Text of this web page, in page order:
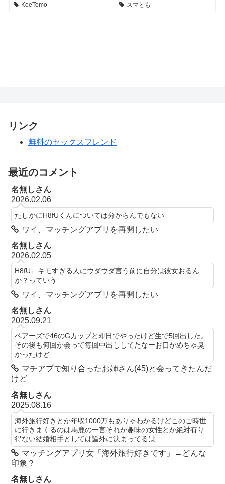
KoeTomo スマとも
リンク
無料のセックスフレンド
最近のコメント
名無しさん
2026.02.06
たしかにH8fUくんについては分からんでもない
ワイ、マッチングアプリを再開したい
名無しさん
2026.02.05
H8fU←キモすぎる人にウダウダ言う前に自分は彼女おるん
か？っていう
ワイ、マッチングアプリを再開したい
名無しさん
2025.09.21
ペアーズで46のGカップと即日でやったけど生で5回出した。
その後も何回か会って毎回中出ししてたなーお口がめちゃ臭
かったけど
マチアプで知り合ったお姉さん(45)と会ってきたんだ
けど
名無しさん
2025.08.16
海外旅行好きとか年収1000万もありゃわかるけどこのご時世
に行きまくるのは馬鹿の一言それが趣味の女性とか絶対有り
得ない結婚相手としては論外に決まってるは
マッチングアプリ女「海外旅行好きです」←どんな
印象？
名無しさん